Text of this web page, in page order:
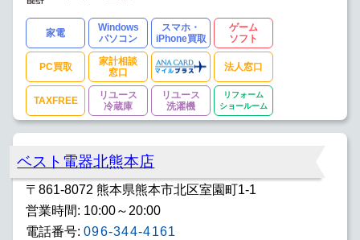
家電
Windows
パソコン
スマホ・
iPhone買取
ゲーム
ソフト
PC買取
家計相談
窓口
法人窓口
TAXFREE
リユース
冷蔵庫
リユース
洗濯機
リフォーム
ショールーム
ベスト電器北熊本店
〒861-8072 熊本県熊本市北区室園町1-1
営業時間: 10:00～20:00
電話番号: 096-344-4161